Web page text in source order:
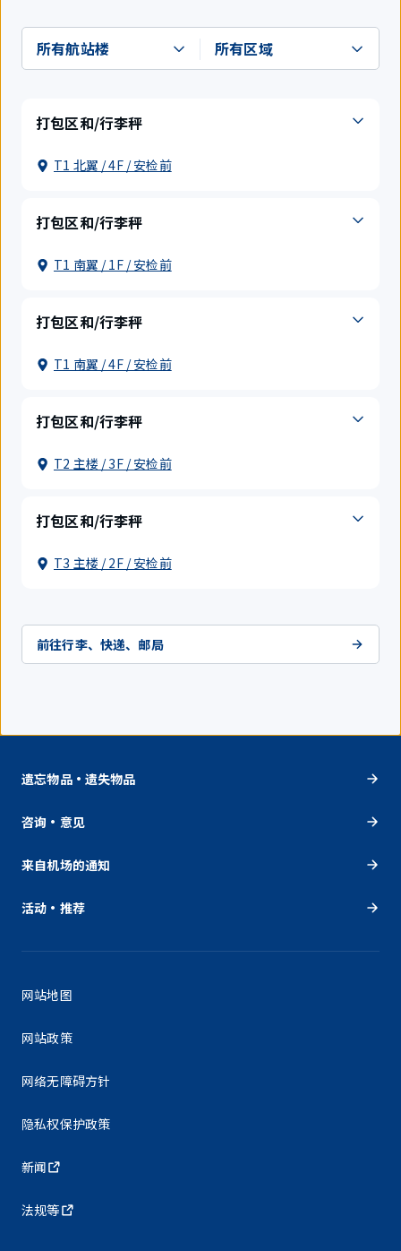
打包区和/行李秤
T1 北翼 / 4F / 安检前
打包区和/行李秤
T1 南翼 / 1F / 安检前
打包区和/行李秤
T1 南翼 / 4F / 安检前
打包区和/行李秤
T2 主楼 / 3F / 安检前
打包区和/行李秤
T3 主楼 / 2F / 安检前
前往行李、快递、邮局
遗忘物品・遗失物品
咨询・意见
来自机场的通知
活动・推荐
网站地图
网站政策
网络无障碍方针
隐私权保护政策
新闻
法规等